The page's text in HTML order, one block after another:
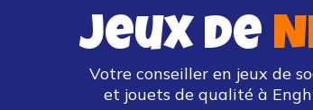
Jeux de
Votre conseiller en jeux de
et jouets de qualité à